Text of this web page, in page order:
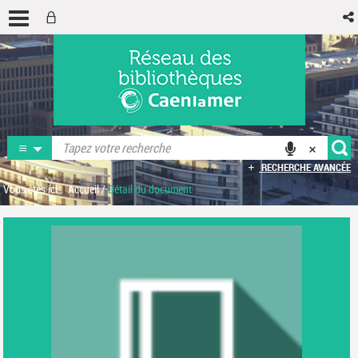
RECHERCHE AVANCÉE
Vous êtes ici : Accueil/Détail du document